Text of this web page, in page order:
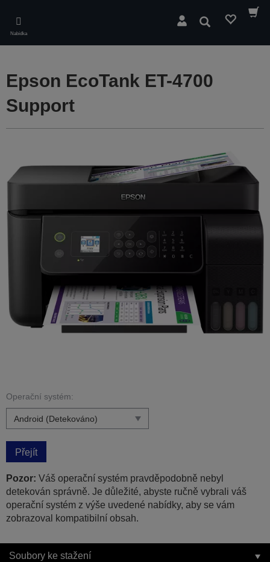
main
content
Nabídka
Hledat
Epson EcoTank ET-4700
Support
Operační systém:
Přejít
Pozor: Váš operační systém pravděpodobně nebyl
detekován správně. Je důležité, abyste ručně vybrali váš
operační systém z výše uvedené nabídky, aby se vám
zobrazoval kompatibilní obsah.
Soubory ke stažení